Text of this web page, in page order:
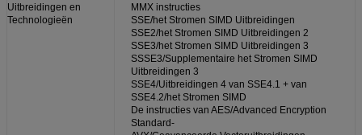
Uitbreidingen en
Technologieën
MMX instructies
SSE/het Stromen SIMD Uitbreidingen
SSE2/het Stromen SIMD Uitbreidingen 2
SSE3/het Stromen SIMD Uitbreidingen 3
SSSE3/Supplementaire het Stromen SIMD
Uitbreidingen 3
SSE4/Uitbreidingen 4 van SSE4.1 + van
SSE4.2/het Stromen SIMD
De instructies van AES/Advanced Encryption
Standard-